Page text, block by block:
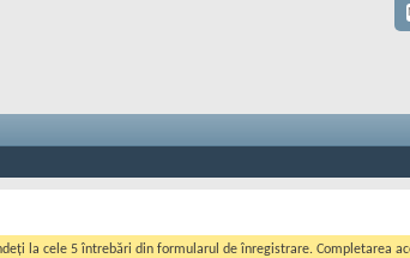
la cele 5 întrebări din formularul de înregistrare. Completarea